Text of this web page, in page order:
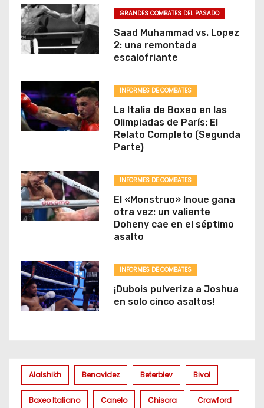
GRANDES COMBATES DEL PASADO
Saad Muhammad vs. Lopez
2: una remontada
escalofriante
INFORMES DE COMBATES
La Italia de Boxeo en las
Olimpiadas de París: El
Relato Completo (Segunda
Parte)
INFORMES DE COMBATES
El «Monstruo» Inoue gana
otra vez: un valiente
Doheny cae en el séptimo
asalto
INFORMES DE COMBATES
¡Dubois pulveriza a Joshua
en solo cinco asaltos!
Alalshikh Benavidez Beterbiev Bivol
Boxeo Italiano Canelo Chisora Crawford